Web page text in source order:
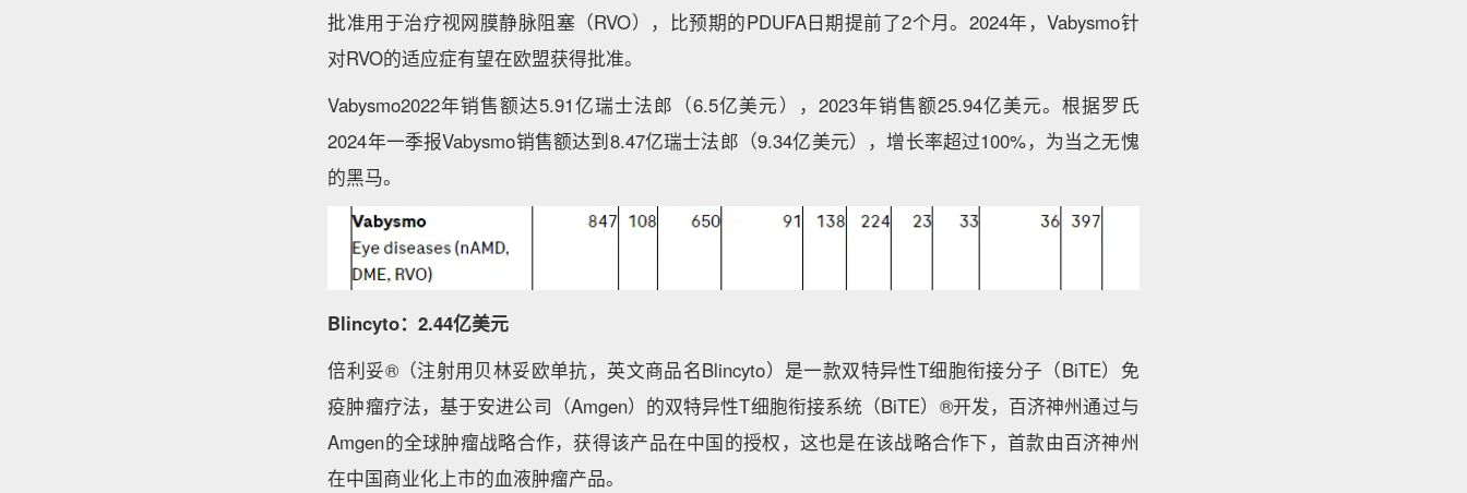
批准用于治疗视网膜静脉阻塞（RVO），比预期的PDUFA日期提前了2个月。2024年，Vabysmo针
对RVO的适应症有望在欧盟获得批准。
Vabysmo2022年销售额达5.91亿瑞士法郎（6.5亿美元），2023年销售额25.94亿美元。根据罗氏
2024年一季报Vabysmo销售额达到8.47亿瑞士法郎（9.34亿美元），增长率超过100%，为当之无愧
的黑马。
Blincyto：2.44亿美元
倍利妥®（注射用贝林妥欧单抗，英文商品名Blincyto）是一款双特异性T细胞衔接分子（BiTE）免
疫肿瘤疗法，基于安进公司（Amgen）的双特异性T细胞衔接系统（BiTE）®开发，百济神州通过与
Amgen的全球肿瘤战略合作，获得该产品在中国的授权，这也是在该战略合作下，首款由百济神州
在中国商业化上市的血液肿瘤产品。